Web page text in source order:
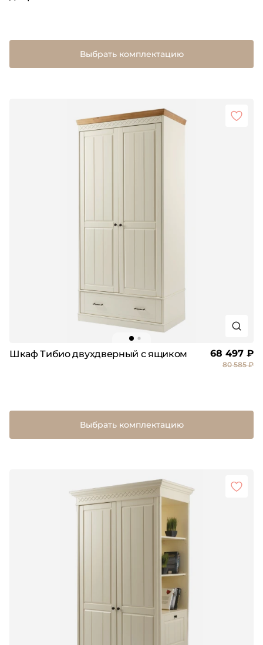
Выбрать комплектацию
Шкаф Тибио двухдверный с ящиком 68 497 ₽
80 585 ₽
Выбрать комплектацию